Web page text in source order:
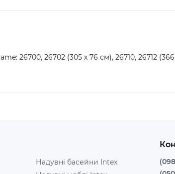
26700, 26702 (305 х 76 см), 26710, 26712
Надувні басейни Intex